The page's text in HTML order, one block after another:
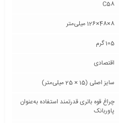
C58
8×48×126 میلی‌متر
105 گرم
اقتصادی
سایز اصلی (15 × 25 میلی‌متر)
چراغ قوه باتری قدرتمند استفاده به‌عنوان
پاوربانک